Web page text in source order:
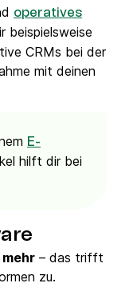
operatives
beispielsweise
CRMs bei der
mit deinen
E-
hilft dir bei
– das trifft
zu.